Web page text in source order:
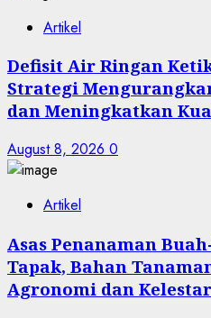
Artikel
Defisit Air Ringan
Strategi
dan Meningkatkan
August 8, 2026 0
Artikel
Asas Penanaman
Tapak, Bahan
Agronomi dan